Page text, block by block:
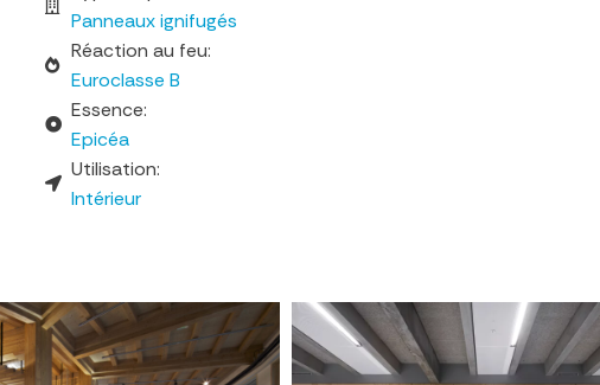
Panneaux ignifugés
Réaction au feu:
Euroclasse B
Essence:
Epicéa
Utilisation:
Intérieur